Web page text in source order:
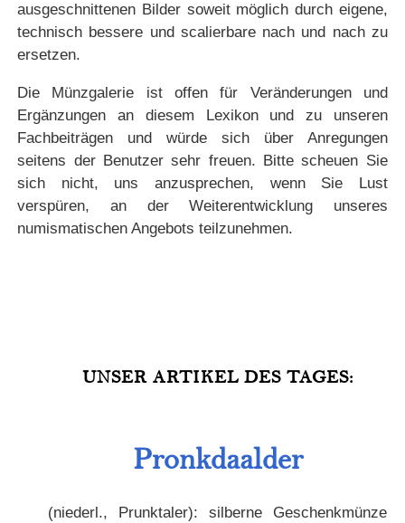
ausgeschnittenen Bilder soweit möglich durch eigene,
technisch bessere und scalierbare nach und nach zu
ersetzen.
Die Münzgalerie ist offen für Veränderungen und
Ergänzungen an diesem Lexikon und zu unseren
Fachbeiträgen und würde sich über Anregungen
seitens der Benutzer sehr freuen. Bitte scheuen Sie
sich nicht, uns anzusprechen, wenn Sie Lust
verspüren, an der Weiterentwicklung unseres
numismatischen Angebots teilzunehmen.
UNSER ARTIKEL DES TAGES:
Pronkdaalder
(niederl., Prunktaler): silberne Geschenkmünze